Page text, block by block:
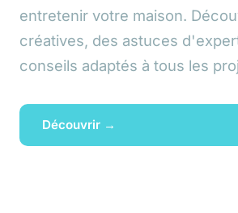
entretenir votre maison.
créatives, des astuces
conseils adaptés à tous les
Découvrir →